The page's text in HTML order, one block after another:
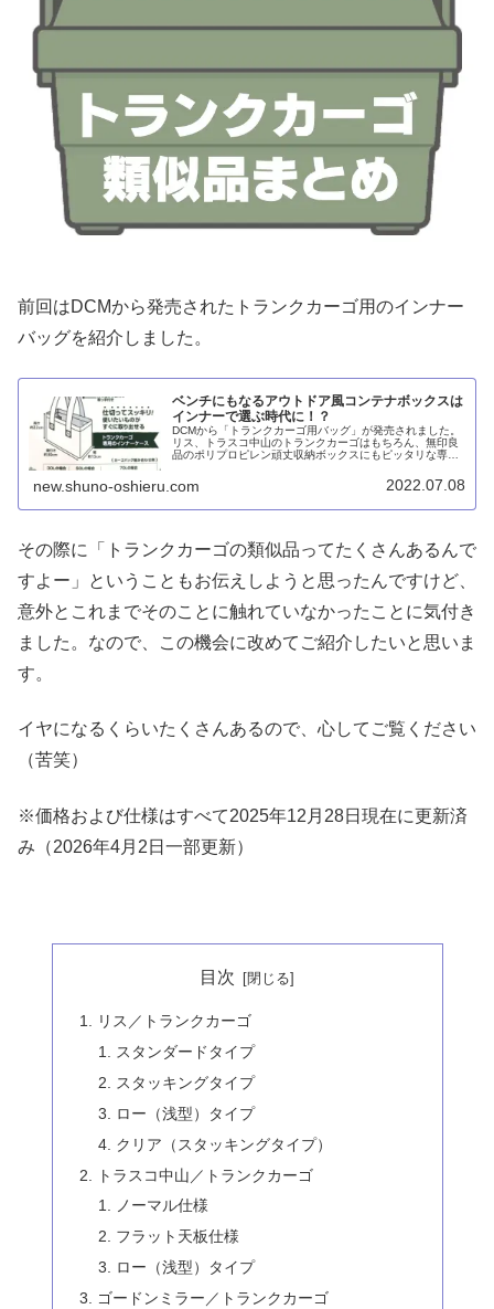
前回はDCMから発売されたトランクカーゴ用のインナー
バッグを紹介しました。
ベンチにもなるアウトドア風コンテナボックスは
インナーで選ぶ時代に！？
DCMから「トランクカーゴ用バッグ」が発売されました。
リス、トラスコ中山のトランクカーゴはもちろん、無印良
品のポリプロピレン頑丈収納ボックスにもピッタリな専用
ンテナー」にもインナーボックスがありますが、また違っ
た感じで魅力的だと思います。
new.shuno-oshieru.com 2022.07.08
その際に「トランクカーゴの類似品ってたくさんあるんで
すよー」ということもお伝えしようと思ったんですけど、
意外とこれまでそのことに触れていなかったことに気付き
ました。なので、この機会に改めてご紹介したいと思いま
す。
イヤになるくらいたくさんあるので、心してご覧ください
（苦笑）
※価格および仕様はすべて2025年12月28日現在に更新済
み（2026年4月2日一部更新）
目次
リス／トランクカーゴ
スタンダードタイプ
スタッキングタイプ
ロー（浅型）タイプ
クリア（スタッキングタイプ）
トラスコ中山／トランクカーゴ
ノーマル仕様
フラット天板仕様
ロー（浅型）タイプ
ゴードンミラー／トランクカーゴ